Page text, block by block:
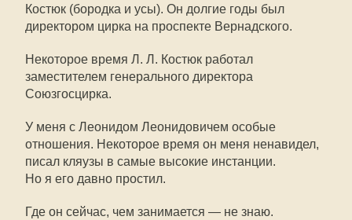
Костюк (бородка и усы). Он долгие годы был
директором цирка на проспекте Вернадского.
Некоторое время Л. Л. Костюк работал
заместителем генерального директора
Союзгосцирка.
У меня с Леонидом Леонидовичем особые
отношения. Некоторое время он меня ненавидел,
писал кляузы в самые высокие инстанции.
Но я его давно простил.
Где он сейчас, чем занимается — не знаю.